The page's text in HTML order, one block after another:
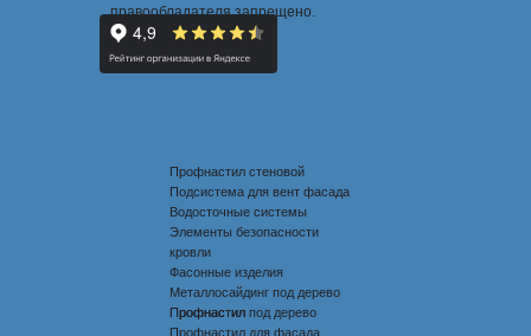
правообладателя запрещено.
Профнастил стеновой
Подсистема для вент фасада
Водосточные системы
Элементы безопасности
кровли
Фасонные изделия
Металлосайдинг под дерево
Профнастил под дерево
Профнастил
Профнастил для фасада